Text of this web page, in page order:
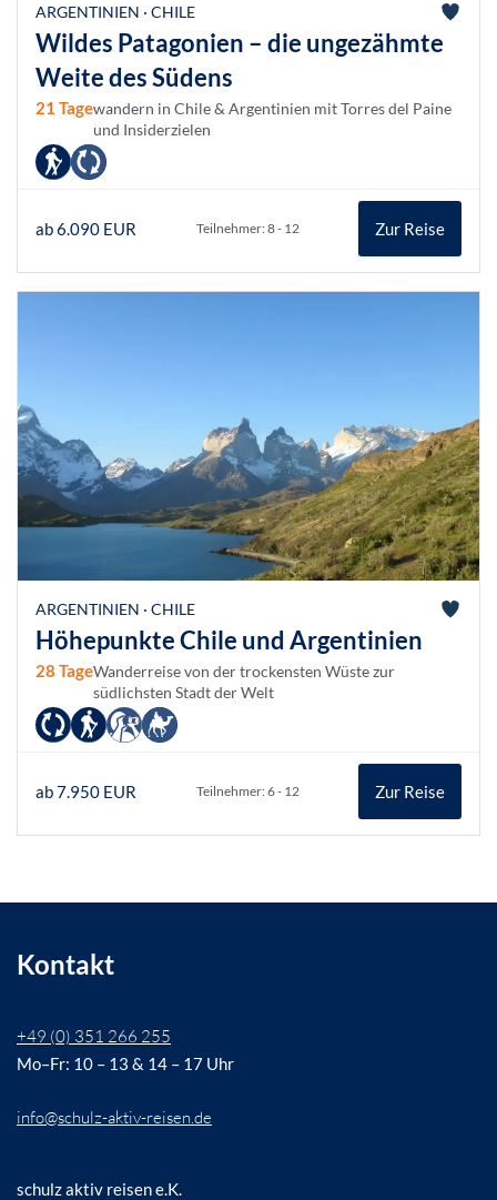
ARGENTINIEN · CHILE
Wildes Patagonien – die ungezähmte
Weite des Südens
21 Tagewandern in Chile & Argentinien mit Torres del Paine
und Insiderzielen
ab 6.090 EUR Teilnehmer: 8 - 12 Zur Reise
ARGENTINIEN · CHILE
Höhepunkte Chile und Argentinien
28 TageWanderreise von der trockensten Wüste zur
südlichsten Stadt der Welt
ab 7.950 EUR Teilnehmer: 6 - 12 Zur Reise
Kontakt
+49 (0) 351 266 255
Mo–Fr: 10 – 13 & 14 – 17 Uhr
info@schulz-aktiv-reisen.de
schulz aktiv reisen e.K.